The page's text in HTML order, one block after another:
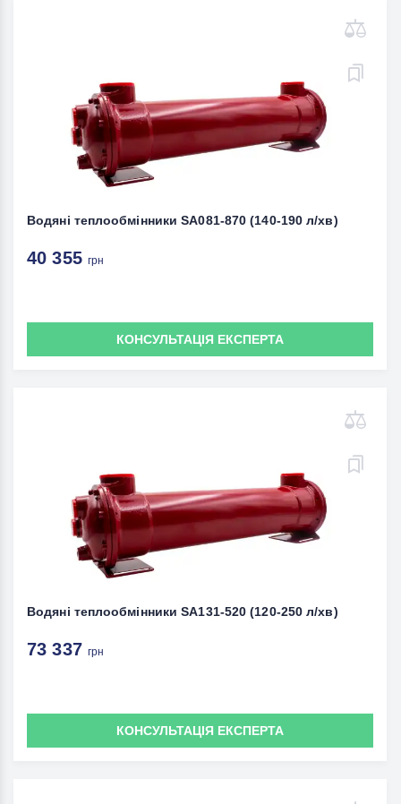
Водяні теплообмінники SA081-870 (140-190 л/хв)
40 355грн
КОНСУЛЬТАЦІЯ ЕКСПЕРТА
Водяні теплообмінники SA131-520 (120-250 л/хв)
73 337грн
КОНСУЛЬТАЦІЯ ЕКСПЕРТА